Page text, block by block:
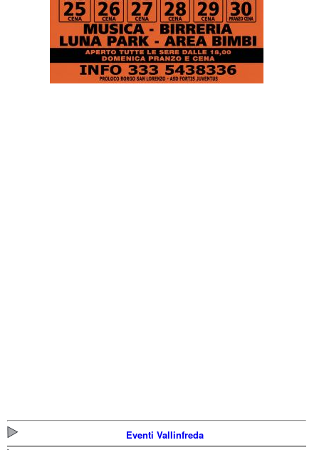
Eventi Vallinfreda